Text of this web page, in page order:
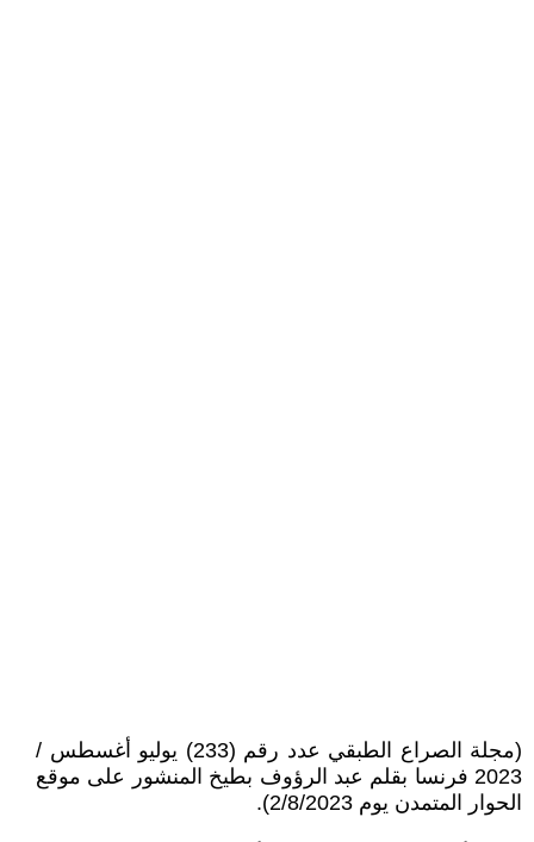
(مجلة الصراع الطبقي عدد رقم (233) يوليو أغسطس /
2023 فرنسا بقلم عبد الرؤوف بطيخ المنشور على موقع
الحوار المتمدن يوم 2/8/2023).